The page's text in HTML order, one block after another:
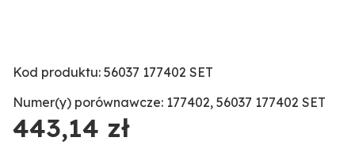
Kod produktu: 56037 177402 SET
Numer(y) porównawcze: 177402, 56037 177402 SET
443,14 zł